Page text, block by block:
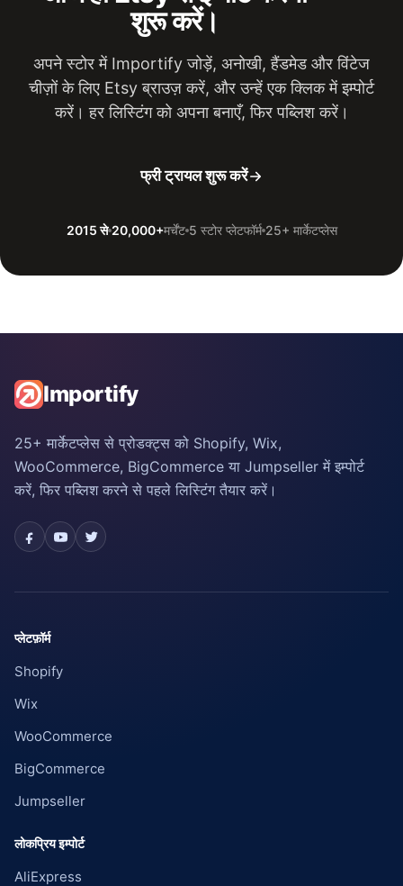
शुरू करें।
अपने स्टोर में Importify जोड़ें, अनोखी, हैंडमेड और विंटेज
चीज़ों के लिए Etsy ब्राउज़ करें, और उन्हें एक क्लिक में इम्पोर्ट
करें। हर लिस्टिंग को अपना बनाएँ, फिर पब्लिश करें।
फ्री ट्रायल शुरू करें
2015 से 20,000+मर्चेंट 5 स्टोर प्लेटफॉर्म 25+ मार्केटप्लेस
Importify
25+ मार्केटप्लेस से प्रोडक्ट्स को Shopify, Wix,
WooCommerce, BigCommerce या Jumpseller में इम्पोर्ट
करें, फिर पब्लिश करने से पहले लिस्टिंग तैयार करें।
प्लेटफ़ॉर्म
Shopify
Wix
WooCommerce
BigCommerce
Jumpseller
लोकप्रिय इम्पोर्ट
AliExpress